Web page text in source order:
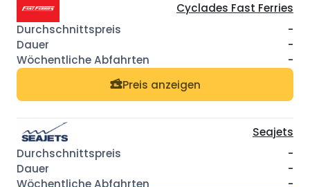
Cyclades Fast Ferries
-
-
-
Preis anzeigen
Seajets
-
-